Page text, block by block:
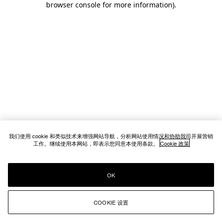
browser console for more information).
我们使用 cookie 和类似技术来增强网站导航，分析网站使用情况和协助我司开展营销
工作。继续使用本网站，即表示您同意本使用条款。 Cookie 政策
COOKIE 设置
OK